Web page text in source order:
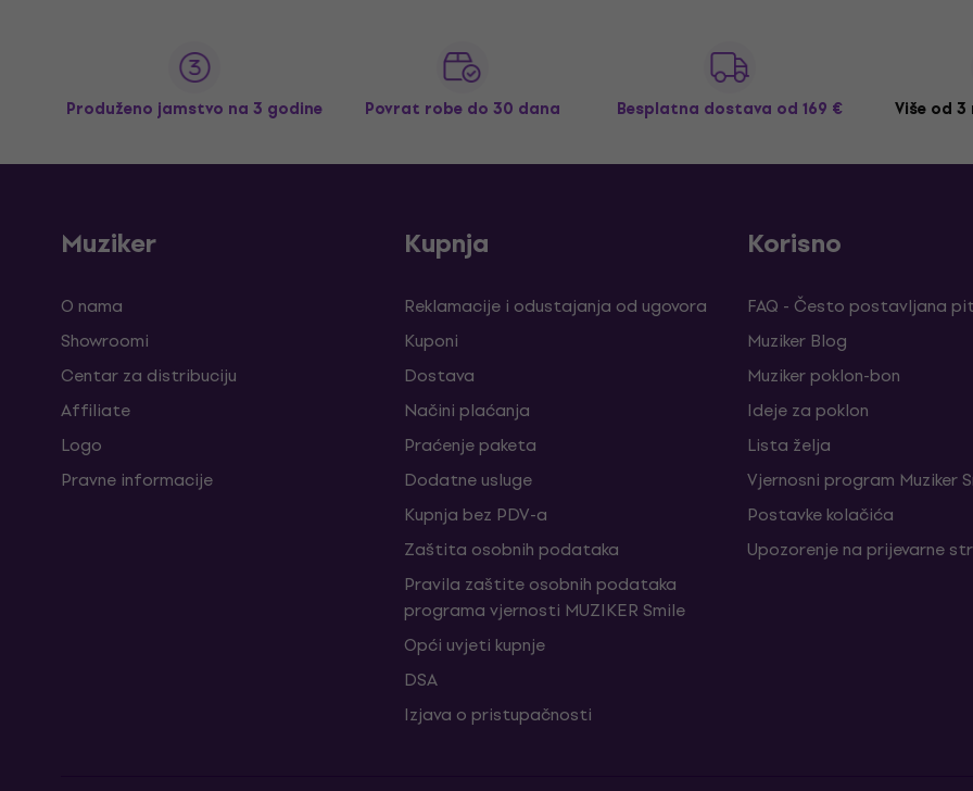
Produženo jamstvo na 3 godine Povrat robe do 30 dana Besplatna dostava od 169 € Više od
Muziker
O nama
Showroomi
Centar za distribuciju
Affiliate
Logo
Pravne informacije
Kupnja
Reklamacije i odustajanja od ugovora
Kuponi
Dostava
Načini plaćanja
Praćenje paketa
Dodatne usluge
Kupnja bez PDV-a
Zaštita osobnih podataka
Pravila zaštite osobnih podataka
programa vjernosti MUZIKER Smile
Opći uvjeti kupnje
DSA
Izjava o pristupačnosti
Korisno
FAQ - Često postavljana
Muziker Blog
Muziker poklon-bon
Ideje za poklon
Lista želja
Vjernosni program Muziker
Postavke kolačića
Upozorenje na prijevarne